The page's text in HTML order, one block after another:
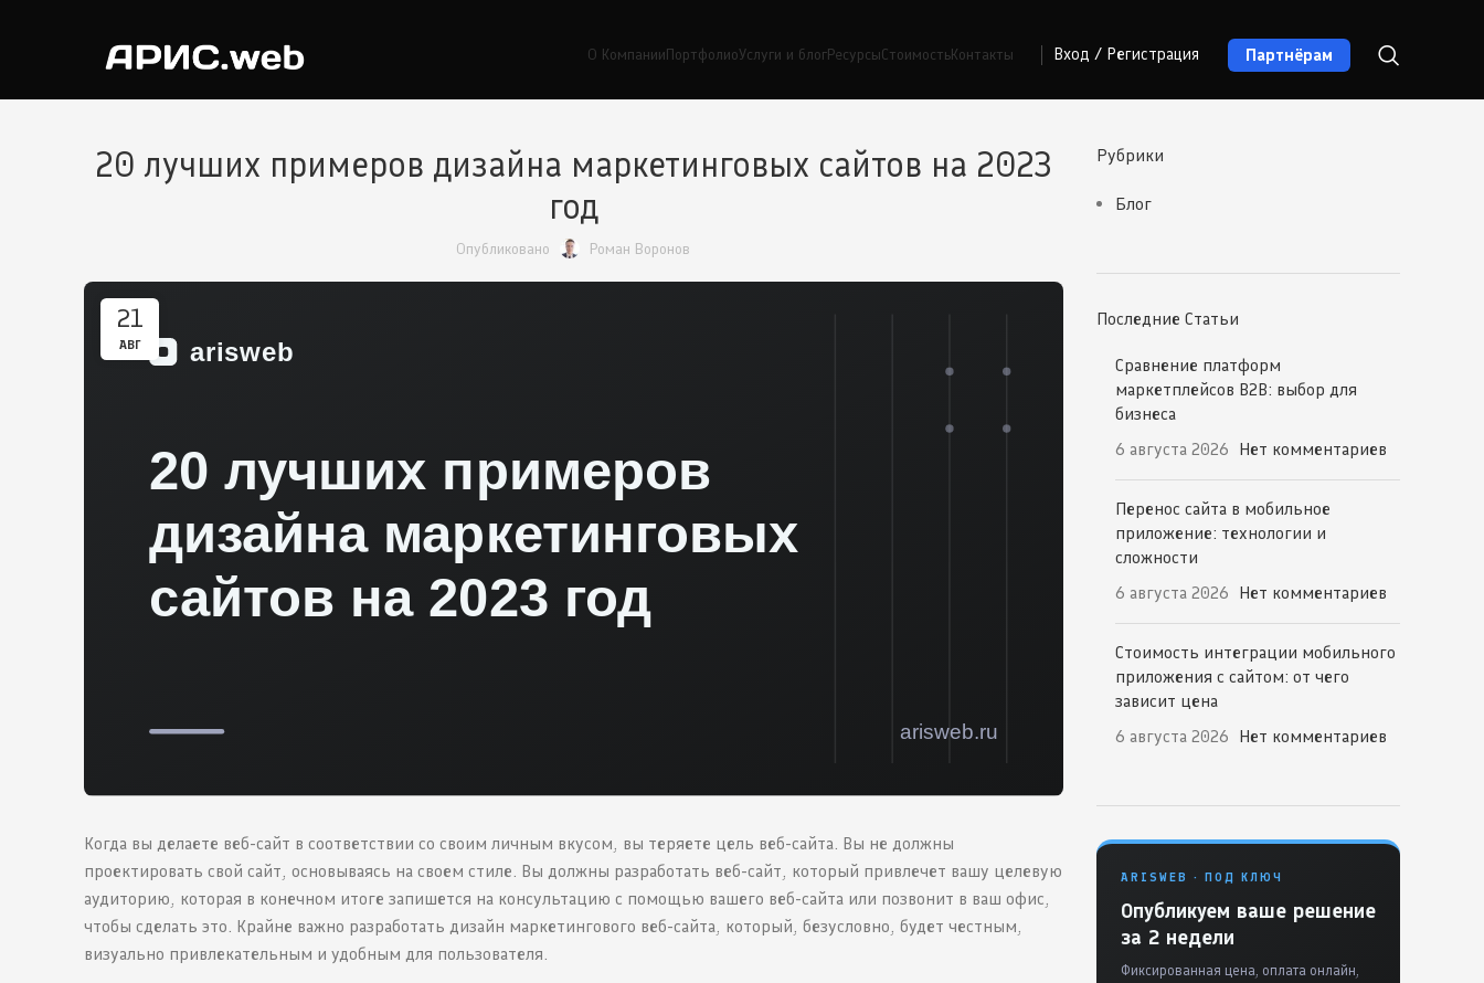
О КомпанииПортфолиоУслуги и блогРесурсыСтоимостьКонтакты Вход / Регистрация Партнёрам
20 лучших примеров дизайна маркетинговых сайтов на 2023
год
Опубликовано Роман Воронов
21
АВГ
Когда вы делаете веб-сайт в соответствии со своим личным вкусом, вы теряете цель веб-сайта. Вы не должны
проектировать свой сайт, основываясь на своем стиле. Вы должны разработать веб-сайт, который привлечет вашу целевую
аудиторию, которая в конечном итоге запишется на консультацию с помощью вашего веб-сайта или позвонит в ваш офис,
чтобы сделать это. Крайне важно разработать дизайн маркетингового веб-сайта, который, безусловно, будет честным,
визуально привлекательным и удобным для пользователя.
Рубрики
Блог
Последние Статьи
Сравнение платформ
маркетплейсов B2B: выбор для
бизнеса
6 августа 2026 Нет комментариев
Перенос сайта в мобильное
приложение: технологии и
сложности
6 августа 2026 Нет комментариев
Стоимость интеграции мобильного
приложения с сайтом: от чего
зависит цена
6 августа 2026 Нет комментариев
ARISWEB · ПОД КЛЮЧ
Опубликуем ваше решение
за 2 недели
Фиксированная цена, оплата онлайн,